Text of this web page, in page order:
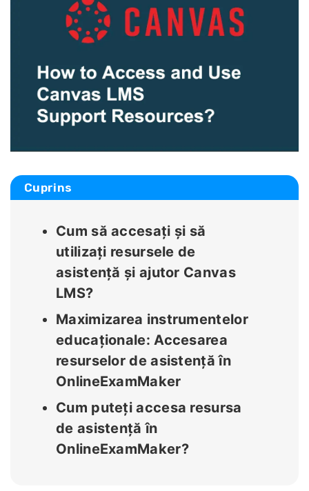
Cuprins
Cum să accesați și să
utilizați resursele de
asistență și ajutor Canvas
LMS?
Maximizarea instrumentelor
educaționale: Accesarea
resurselor de asistență în
OnlineExamMaker
Cum puteți accesa resursa
de asistență în
OnlineExamMaker?